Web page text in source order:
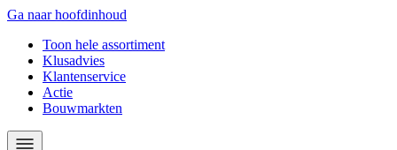
Ga naar hoofdinhoud
Toon hele assortiment
Klusadvies
Klantenservice
Actie
Bouwmarkten